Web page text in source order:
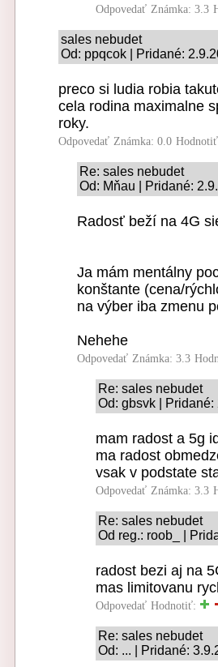
Odpovedať Známka: 3.3
sales nebudet
Od: ppqcok | Pridané:
preco si ludia robia
cela rodina maximalne
roky.
Odpovedať Známka: 0.0
Re: sales nebudet
Od: Mňau | Pridané:
Radosť beží na 4G
Ja mám mentálny
konštante (cena/
na výber iba zmenu
Nehehe
Odpovedať Známka: 3.3
Re: sales nebudet
Od: gbsvk |
mam radost a 5g
ma radost
vsak v podstate
Odpovedať Známka: 3.3
Re: sales nebudet
Od reg.: roob_ |
radost bezi aj na
mas limitovanu
Odpovedať Hodnotiť:
Re: sales nebudet
Od: ... | Pridané: